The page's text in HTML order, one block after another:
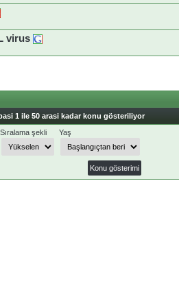
1 ile 50 arasi kadar konu gösteriliyor
Sıralama şekli Yaş